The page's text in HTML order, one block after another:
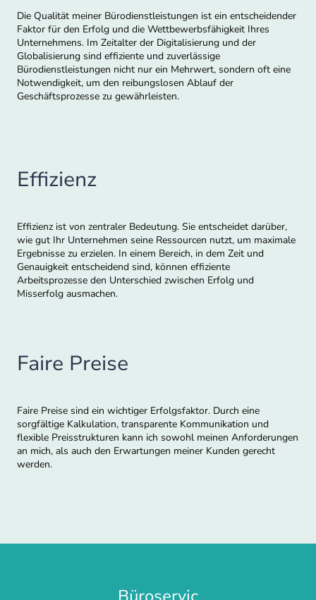
Die Qualität meiner Bürodienstleistungen ist ein entscheidender
Faktor für den Erfolg und die Wettbewerbsfähigkeit Ihres
Unternehmens. Im Zeitalter der Digitalisierung und der
Globalisierung sind effiziente und zuverlässige
Bürodienstleistungen nicht nur ein Mehrwert, sondern oft eine
Notwendigkeit, um den reibungslosen Ablauf der
Geschäftsprozesse zu gewährleisten.
Effizienz
Effizienz ist von zentraler Bedeutung. Sie entscheidet darüber,
wie gut Ihr Unternehmen seine Ressourcen nutzt, um maximale
Ergebnisse zu erzielen. In einem Bereich, in dem Zeit und
Genauigkeit entscheidend sind, können effiziente
Arbeitsprozesse den Unterschied zwischen Erfolg und
Misserfolg ausmachen.
Faire Preise
Faire Preise sind ein wichtiger Erfolgsfaktor. Durch eine
sorgfältige Kalkulation, transparente Kommunikation und
flexible Preisstrukturen kann ich sowohl meinen Anforderungen
an mich, als auch den Erwartungen meiner Kunden gerecht
werden.